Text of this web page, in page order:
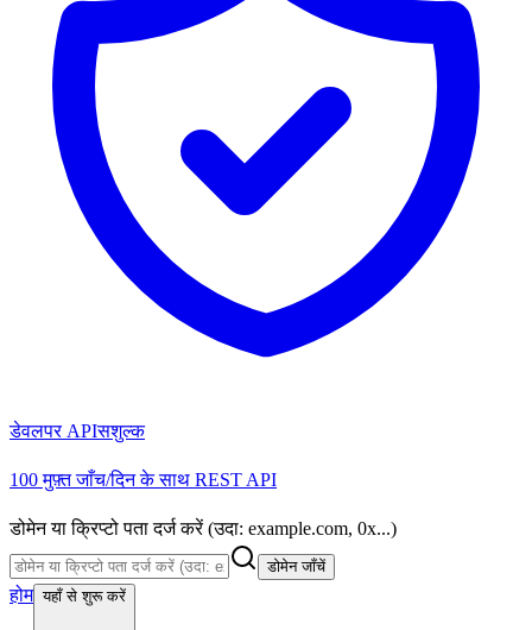
डेवलपर APIसशुल्क
100 मुफ़्त जाँच/दिन के साथ REST API
डोमेन या क्रिप्टो पता दर्ज करें (उदा: example.com, 0x...)
डोमेन जाँचें
होम यहाँ से शुरू करें